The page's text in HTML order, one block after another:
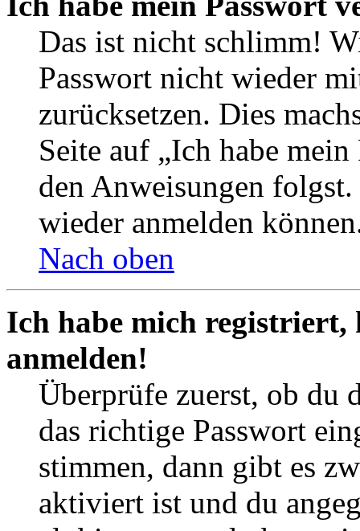
Das ist nicht schlimm!
Passwort nicht wieder
zurücksetzen. Dies
Seite auf „Ich habe
den Anweisungen
wieder anmelden
Nach oben
Ich habe mich
anmelden!
Überprüfe zuerst, ob du
das richtige Passwort
stimmen, dann gibt es
aktiviert ist und du